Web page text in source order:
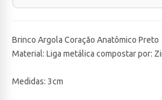
Brinco Argola Coração Anatômico Preto
Material: Liga metálica compostar por:
Medidas: 3cm